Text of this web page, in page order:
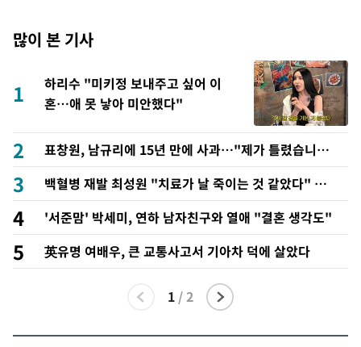
많이 본 기사
1
하리수 "미키정 보내주고 싶어 이
혼…애 못 낳아 미안했다"
2
표창원, 남규리에 15년 만에 사과…"제가 틀렸습니
다"
3
백혈병 재발 최성원 "치료가 날 죽이는 것 같았다" 눈
물
4 '서준맘' 박세미, 연하 남자친구와 열애 "결혼 생각도"
5 英유명 여배우, 큰 교통사고서 기아차 덕에 살았다
1 /2